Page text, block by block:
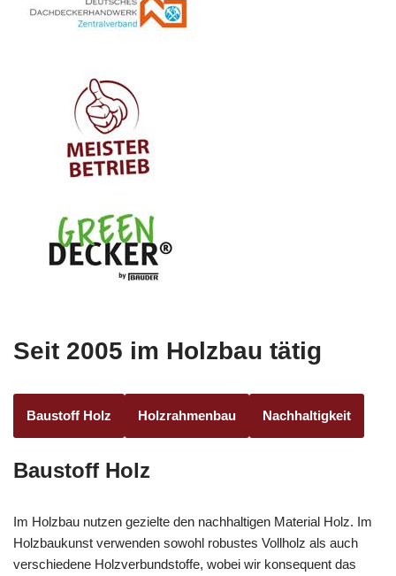
Seit 2005 im Holzbau tätig
Baustoff Holz Holzrahmenbau Nachhaltigkeit
Baustoff Holz
Im Holzbau nutzen gezielte den nachhaltigen Material Holz. Im
Holzbaukunst verwenden sowohl robustes Vollholz als auch
verschiedene Holzverbundstoffe, wobei wir konsequent das